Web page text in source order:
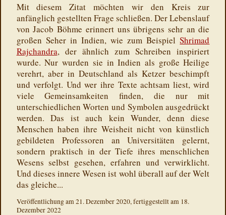
Mit diesem Zitat möchten wir den Kreis zur
anfänglich gestellten Frage schließen. Der Lebenslauf
von Jacob Böhme erinnert uns übrigens sehr an die
großen Seher in Indien, wie zum BeispielShrimad
Rajchandra, der ähnlich zum Schreiben inspiriert
wurde. Nur wurden sie in Indien als große Heilige
verehrt, aber in Deutschland als Ketzer beschimpft
und verfolgt. Und wer ihre Texte achtsam liest, wird
viele Gemeinsamkeiten finden, die nur mit
unterschiedlichen Worten und Symbolen ausgedrückt
werden. Das ist auch kein Wunder, denn diese
Menschen haben ihre Weisheit nicht von künstlich
gebildeten Professoren an Universitäten gelernt,
sondern praktisch in der Tiefe ihres menschlichen
Wesens selbst gesehen, erfahren und verwirklicht.
Und dieses innere Wesen ist wohl überall auf der Welt
das gleiche...
Veröffentlichung am 21. Dezember 2020, fertiggestellt am 18.
Dezember 2022